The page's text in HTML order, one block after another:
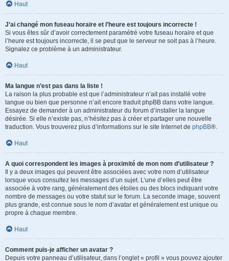
Haut
J’ai changé mon fuseau horaire et l’heure est toujours incorrecte !
Si vous êtes sûr d’avoir correctement paramétré votre fuseau horaire et que
l’heure est toujours incorrecte, il se peut que le serveur ne soit pas à l’heure.
Signalez ce problème à un administrateur.
Haut
Ma langue n’est pas dans la liste !
La raison la plus probable est que l’administrateur n’ait pas installé votre
langue ou bien que personne n’ait encore traduit phpBB dans votre langue.
Essayez de demander à un administrateur du forum d’installer la langue
désirée. Si elle n’existe pas, n’hésitez pas à créer et partager une nouvelle
traduction. Vous trouverez plus d’informations sur le site Internet de phpBB®.
Haut
A quoi correspondent les images à proximité de mon nom d’utilisateur ?
Il y a deux images qui peuvent être associées avec votre nom d’utilisateur
lorsque vous consultez les messages d’un sujet. L’une d’elles peut être
associée à votre rang, généralement des étoiles ou des blocs indiquant votre
nombre de messages ou votre statut sur le forum. La seconde image, souvent
plus grande, est connue sous le nom d’avatar et généralement est unique ou
propre à chaque membre.
Haut
Comment puis-je afficher un avatar ?
Depuis votre panneau d’utilisateur, dans l’onglet « profil » vous pouvez ajouter